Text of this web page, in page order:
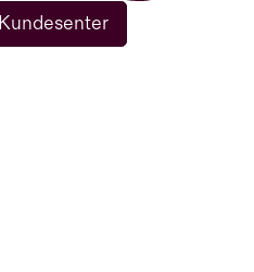
Kundesenter